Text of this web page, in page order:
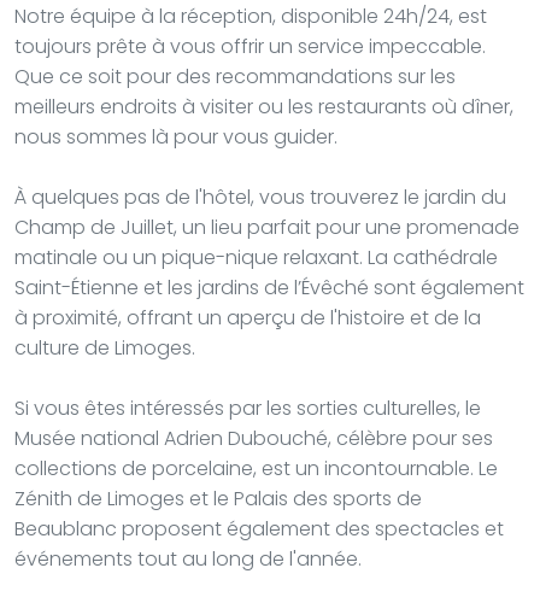
Notre équipe à la réception, disponible 24h/24, est
toujours prête à vous offrir un service impeccable.
Que ce soit pour des recommandations sur les
meilleurs endroits à visiter ou les restaurants où dîner,
nous sommes là pour vous guider.
À quelques pas de l'hôtel, vous trouverez le jardin du
Champ de Juillet, un lieu parfait pour une promenade
matinale ou un pique-nique relaxant. La cathédrale
Saint-Étienne et les jardins de l’Évêché sont également
à proximité, offrant un aperçu de l'histoire et de la
culture de Limoges.
Si vous êtes intéressés par les sorties culturelles, le
Musée national Adrien Dubouché, célèbre pour ses
collections de porcelaine, est un incontournable. Le
Zénith de Limoges et le Palais des sports de
Beaublanc proposent également des spectacles et
événements tout au long de l'année.